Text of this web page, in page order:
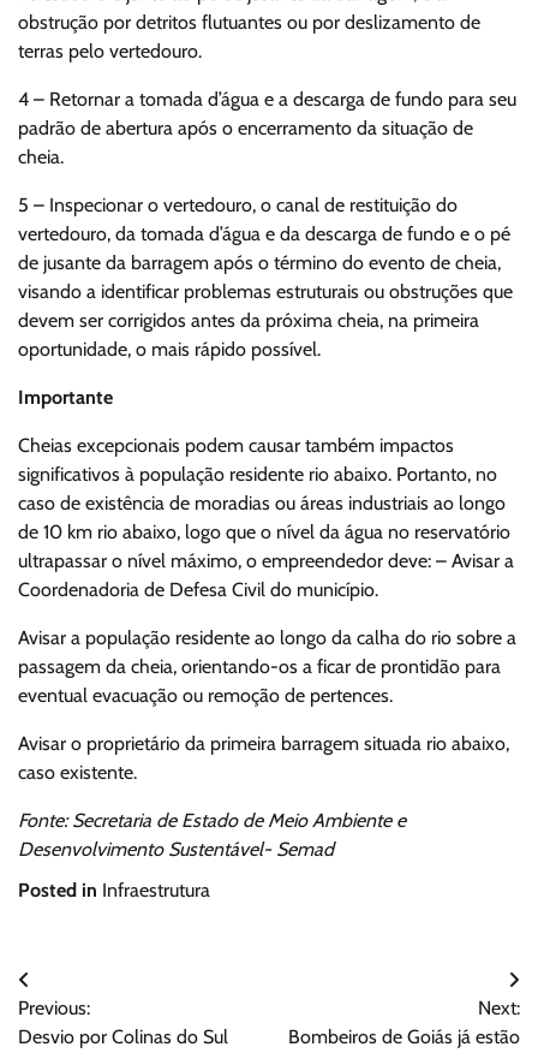
obstrução por detritos flutuantes ou por deslizamento de
terras pelo vertedouro.
4 – Retornar a tomada d’água e a descarga de fundo para seu
padrão de abertura após o encerramento da situação de
cheia.
5 – Inspecionar o vertedouro, o canal de restituição do
vertedouro, da tomada d’água e da descarga de fundo e o pé
de jusante da barragem após o término do evento de cheia,
visando a identificar problemas estruturais ou obstruções que
devem ser corrigidos antes da próxima cheia, na primeira
oportunidade, o mais rápido possível.
Importante
Cheias excepcionais podem causar também impactos
significativos à população residente rio abaixo. Portanto, no
caso de existência de moradias ou áreas industriais ao longo
de 10 km rio abaixo, logo que o nível da água no reservatório
ultrapassar o nível máximo, o empreendedor deve: – Avisar a
Coordenadoria de Defesa Civil do município.
Avisar a população residente ao longo da calha do rio sobre a
passagem da cheia, orientando-os a ficar de prontidão para
eventual evacuação ou remoção de pertences.
Avisar o proprietário da primeira barragem situada rio abaixo,
caso existente.
Fonte: Secretaria de Estado de Meio Ambiente e
Desenvolvimento Sustentável- Semad
Posted in Infraestrutura
Navegação
de
Previous:
Desvio por Colinas do Sul
Next:
Bombeiros de Goiás já estão